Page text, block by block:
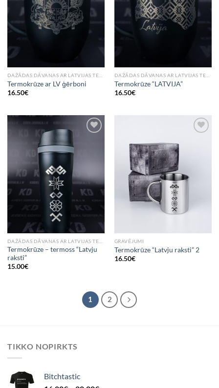
Termokrūze ar LV ģērboni
16.50€
Termokrūze “LATVIJA”
16.50€
Termokrūze – termoss “Latvju
raksti”
15.00€
GRAVĒJUMI
Termokrūze “Latvju raksti” 2
16.50€
1 2
TIKKO NOPIRKTS
Bitchtastic